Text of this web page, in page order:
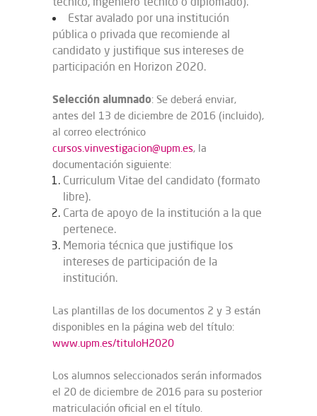
Estar avalado por una institución
pública o privada que recomiende al
candidato y justifique sus intereses de
participación en Horizon 2020.
Selección alumnado: Se deberá enviar,
antes del 13 de diciembre de 2016 (incluido),
al correo electrónico
cursos.vinvestigacion@upm.es, la
documentación siguiente:
Curriculum Vitae del candidato (formato
libre).
Carta de apoyo de la institución a la que
pertenece.
Memoria técnica que justifique los
intereses de participación de la
institución.
Las plantillas de los documentos 2 y 3 están
disponibles en la página web del título:
www.upm.es/tituloH2020
Los alumnos seleccionados serán informados
el 20 de diciembre de 2016 para su posterior
matriculación oficial en el título.